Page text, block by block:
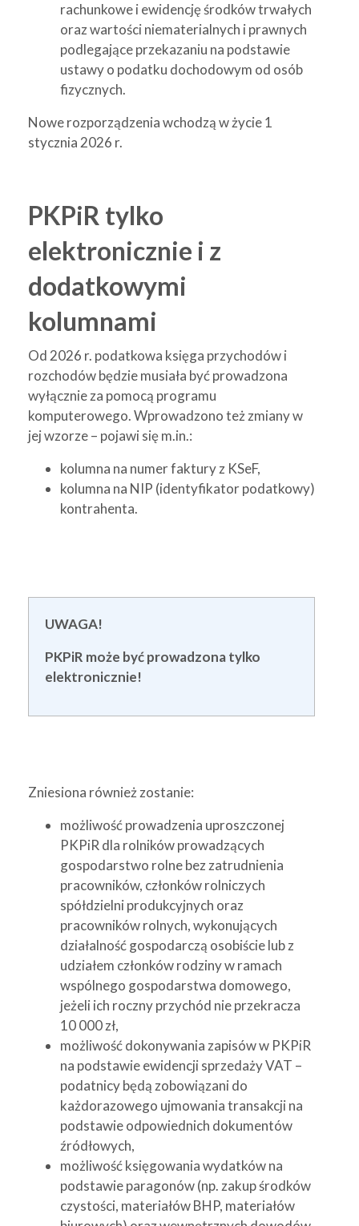
rachunkowe i ewidencję środków trwałych
oraz wartości niematerialnych i prawnych
podlegające przekazaniu na podstawie
ustawy o podatku dochodowym od osób
fizycznych.
Nowe rozporządzenia wchodzą w życie 1
stycznia 2026 r.
PKPiR tylko
elektronicznie i z
dodatkowymi
kolumnami
Od 2026 r. podatkowa księga przychodów i
rozchodów będzie musiała być prowadzona
wyłącznie za pomocą programu
komputerowego. Wprowadzono też zmiany w
jej wzorze – pojawi się m.in.:
kolumna na numer faktury z KSeF,
kolumna na NIP (identyfikator podatkowy)
kontrahenta.
UWAGA!
PKPiR może być prowadzona tylko
elektronicznie!
Zniesiona również zostanie:
możliwość prowadzenia uproszczonej
PKPiR dla rolników prowadzących
gospodarstwo rolne bez zatrudnienia
pracowników, członków rolniczych
spółdzielni produkcyjnych oraz
pracowników rolnych, wykonujących
działalność gospodarczą osobiście lub z
udziałem członków rodziny w ramach
wspólnego gospodarstwa domowego,
jeżeli ich roczny przychód nie przekracza
10 000 zł,
możliwość dokonywania zapisów w PKPiR
na podstawie ewidencji sprzedaży VAT –
podatnicy będą zobowiązani do
każdorazowego ujmowania transakcji na
podstawie odpowiednich dokumentów
źródłowych,
możliwość księgowania wydatków na
podstawie paragonów (np. zakup środków
czystości, materiałów BHP, materiałów